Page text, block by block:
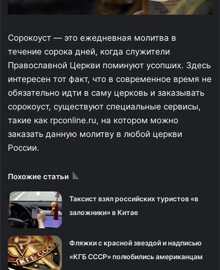
Сорокоуст — это ежедневная молитва в
течение сорока дней, когда служители
Православной Церкви поминуют усопших. Здесь
интересен тот факт, что в современное время не
обязательно идти в саму церковь и заказывать
сорокоуст, существуют специальные сервисы,
такие как rpconline.ru, на котором можно
заказать данную молитву в любой церкви
России.
Похожие статьи
Таксист взял российских туристов «в
заложники» в Китае
Фляжки с красной звездой и надписью
«КГБ СССР» полюбились американцам